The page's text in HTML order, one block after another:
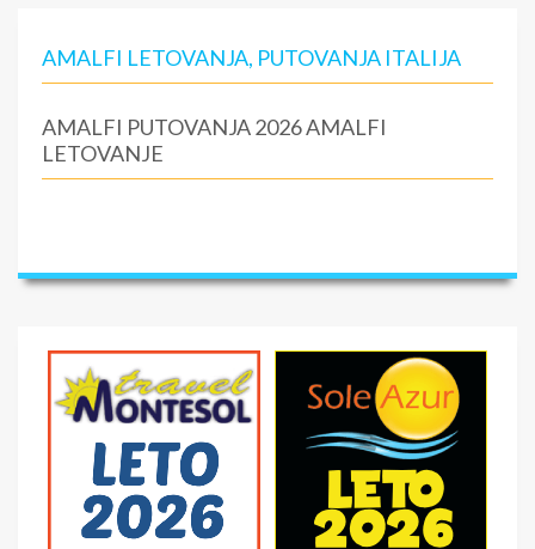
AMALFI LETOVANJA, PUTOVANJA ITALIJA
AMALFI PUTOVANJA 2026 AMALFI
LETOVANJE